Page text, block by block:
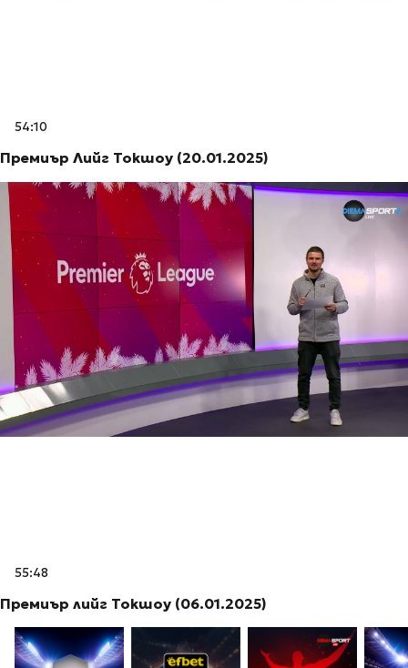
54:10
Премиър Лийг Токшоу (20.01.2025)
55:48
Премиър лийг Токшоу (06.01.2025)